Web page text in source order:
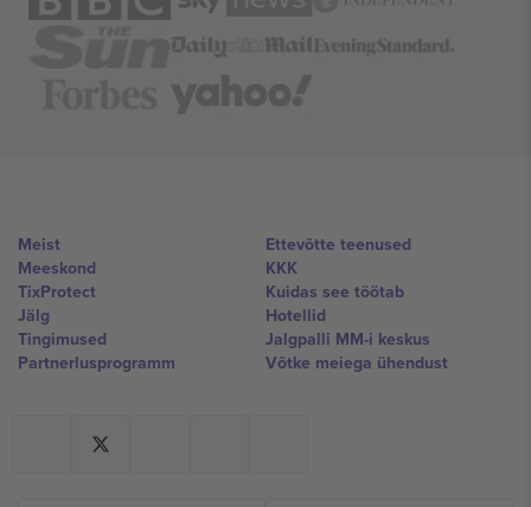
Meist
Meeskond
TixProtect
Jälg
Tingimused
Partnerlusprogramm
Ettevõtte teenused
KKK
Kuidas see töötab
Hotellid
Jalgpalli MM-i keskus
Võtke meiega ühendust